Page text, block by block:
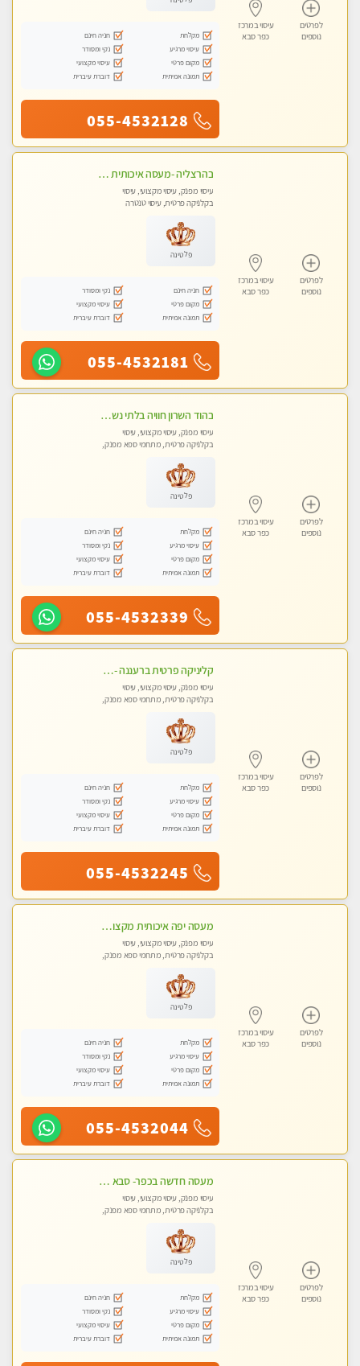
לפרטים
נוספים
עיסוי במרכז
כפר סבא
מקלחת
חניה חינם
עיסוי מרגיע
נקי ומסודר
מקום פרטי
עיסוי מקצועי
תמונה אמיתית
דוברת עיברית
055-4532128
לפרטים
נוספים
עיסוי במרכז
כפר סבא
בהרצליה -מעסה איכותית מקצועית ומפנקת. פרטי לחלוטין ! מומלץ !!אירוח ברמה אחרת ...כולל שתיה חמה/קרה + בקבוק מים
עיסוי מפנק, עיסוי מקצועי, עיסוי
בקלניקה פרטית, עיסוי טנטרה
פלטינה
חניה חינם
נקי ומסודר
מקום פרטי
עיסוי מקצועי
תמונה אמיתית
דוברת עיברית
055-4532181
לפרטים
נוספים
עיסוי במרכז
כפר סבא
בהוד השרון חוויה בלתי נשכחת ומפנקת במיוחד
עיסוי מפנק, עיסוי מקצועי, עיסוי
בקלניקה פרטית, מתחמי ספא מפנק,
פלטינה
מקלחת
חניה חינם
עיסוי מרגיע
נקי ומסודר
מקום פרטי
עיסוי מקצועי
תמונה אמיתית
דוברת עיברית
055-4532339
לפרטים
נוספים
עיסוי במרכז
כפר סבא
קליניקה פרטית ברעננה -מעסה איכותית לעיסוי מקצועי ומפנק לכל שרירי הגוף...
עיסוי מפנק, עיסוי מקצועי, עיסוי
בקלניקה פרטית, מתחמי ספא מפנק,
פלטינה
מקלחת
חניה חינם
עיסוי מרגיע
נקי ומסודר
מקום פרטי
עיסוי מקצועי
תמונה אמיתית
דוברת עיברית
055-4532245
לפרטים
נוספים
עיסוי במרכז
כפר סבא
מעסה יפה איכותית מקצועית ומפנקת מאוד פרטי מומלץ בחום
עיסוי מפנק, עיסוי מקצועי, עיסוי
בקלניקה פרטית, מתחמי ספא מפנק,
פלטינה
מקלחת
חניה חינם
עיסוי מרגיע
נקי ומסודר
מקום פרטי
עיסוי מקצועי
תמונה אמיתית
דוברת עיברית
055-4532044
לפרטים
נוספים
עיסוי במרכז
כפר סבא
מעסה חדשה בכפר- סבא -מומלץ לחלוטין!!!! מעסה מקצועית צעירה ואיכותית פרטי!!!
עיסוי מפנק, עיסוי מקצועי, עיסוי
בקלניקה פרטית, מתחמי ספא מפנק,
פלטינה
מקלחת
חניה חינם
עיסוי מרגיע
נקי ומסודר
מקום פרטי
עיסוי מקצועי
תמונה אמיתית
דוברת עיברית